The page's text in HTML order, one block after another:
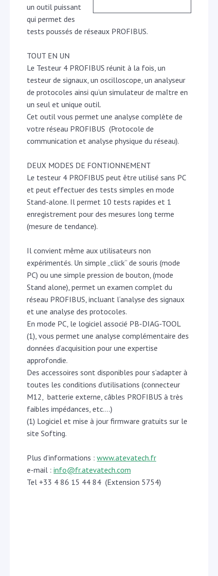
un outil puissant
qui permet des
tests poussés de réseaux PROFIBUS.
TOUT EN UN
Le Testeur 4 PROFIBUS réunit à la fois, un
testeur de signaux, un oscilloscope, un analyseur
de protocoles ainsi qu‘un simulateur de maître en
un seul et unique outil.
Cet outil vous permet une analyse complète de
votre réseau PROFIBUS (Protocole de
communication et analyse physique du réseau).
DEUX MODES DE FONTIONNEMENT
Le testeur 4 PROFIBUS peut être utilisé sans PC
et peut effectuer des tests simples en mode
Stand-alone. Il permet 10 tests rapides et 1
enregistrement pour des mesures long terme
(mesure de tendance).
Il convient même aux utilisateurs non
expérimentés. Un simple „click“ de souris (mode
PC) ou une simple pression de bouton, (mode
Stand alone), permet un examen complet du
réseau PROFIBUS, incluant l‘analyse des signaux
et une analyse des protocoles.
En mode PC, le logiciel associé PB-DIAG-TOOL
(1), vous permet une analyse complémentaire des
données d’acquisition pour une expertise
approfondie.
Des accessoires sont disponibles pour s’adapter à
toutes les conditions d’utilisations (connecteur
M12, batterie externe, câbles PROFIBUS à très
faibles impédances, etc….)
(1) Logiciel et mise à jour firmware gratuits sur le
site Softing.
Plus d’informations : www.atevatech.fr
e-mail : info@fr.atevatech.com
Tel +33 4 86 15 44 84 (Extension 5754)